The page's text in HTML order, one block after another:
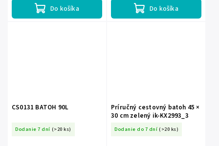
Do košíka Do košíka
CS0131 BATOH 90L
Dodanie 7 dní (>20 ks)
Príručný cestovný batoh 45 ×
30 cm zelený ik-KX2993_3
Dodanie do 7 dní (>20 ks)